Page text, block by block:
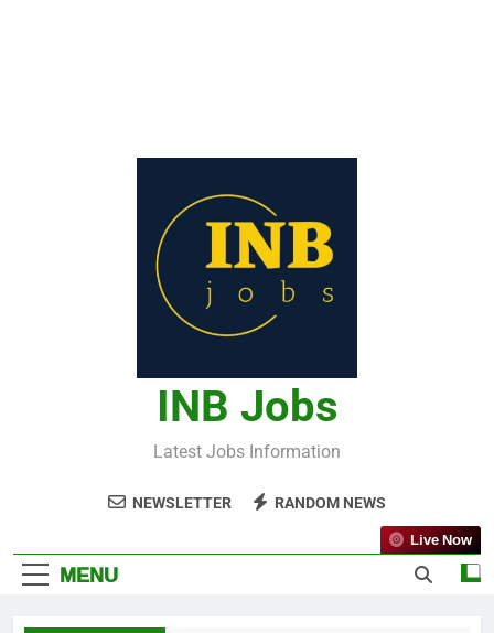
INB Jobs
Latest Jobs Information
NEWSLETTER RANDOM NEWS
MENU
Live Now